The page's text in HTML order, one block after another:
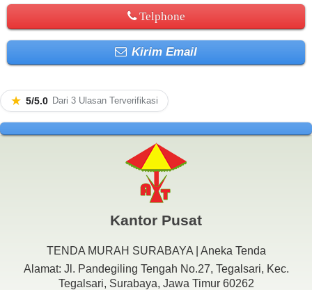
Telphone
Kirim Email
★ 5/5.0 Dari 3 Ulasan Terverifikasi
Kantor Pusat
TENDA MURAH SURABAYA | Aneka Tenda
Alamat: Jl. Pandegiling Tengah No.27, Tegalsari, Kec.
Tegalsari, Surabaya, Jawa Timur 60262